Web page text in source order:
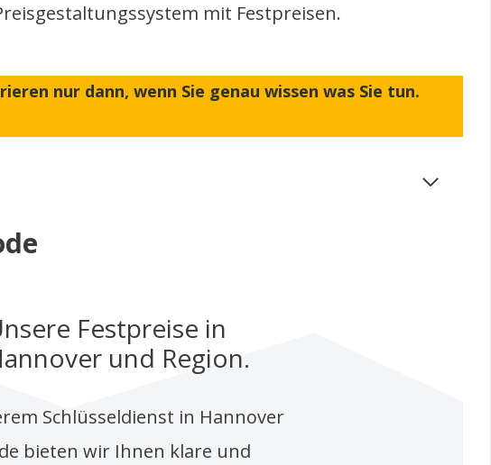
mit Festpreisen.
nur dann, wenn Sie genau wissen was Sie tun.
Festpreise in
und Region.
Schlüsseldienst in Hannover
bieten wir Ihnen klare und